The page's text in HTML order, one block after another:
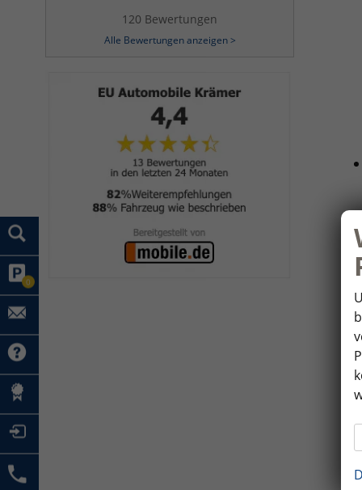
0
120 Bewertungen
Alle Bewertungen anzeigen >